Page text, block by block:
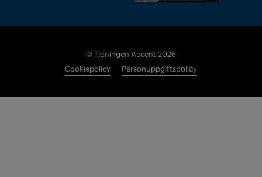
© Tidningen Accent 2026
Cookiepolicy
Personuppgiftspolicy